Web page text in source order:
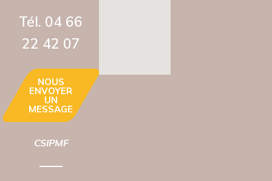
Tél. 04 66
22 42 07‬
NOUS
ENVOYER
UN
MESSAGE
CSIPMF